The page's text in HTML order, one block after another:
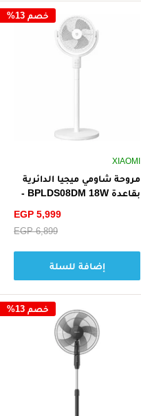
خصم 13%
XIAOMI
مروحة شاومي ميجيا الدائرية
بقاعدة BPLDS08DM 18W -
سعر
EGP 5,999
سعر
EGP 6,899
إضافة للسلة
خصم 13%